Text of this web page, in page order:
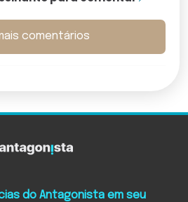
comentários
do Antagonista em seu